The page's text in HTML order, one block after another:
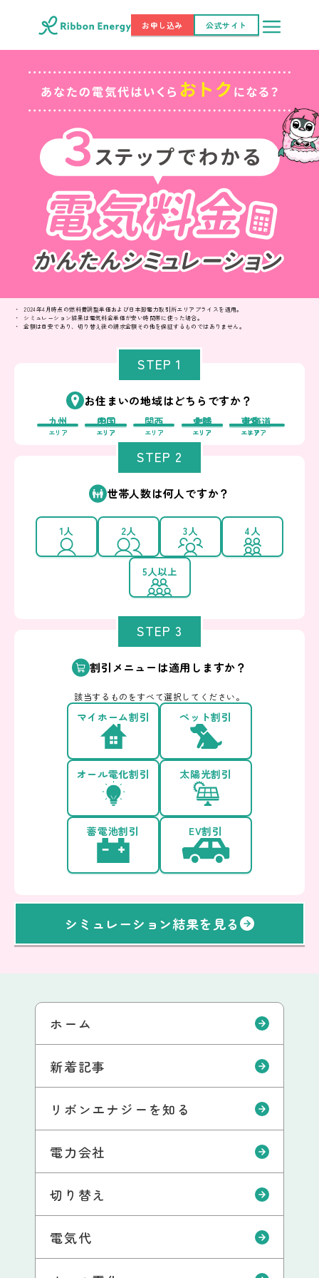
お申し込み 公式サイト
2024年4月時点の燃料費調整単価および日本卸電力取引所エリアプライスを適用。
シミュレーション結果は電気料金単価が安い時間帯に使った場合。
金額は目安であり、切り替え後の請求金額その他を保証するものではありません。
STEP 1
お住まいの地域はどちらですか？
北海道
エリア
東北
エリア
東京
エリア
中部
エリア
北陸
エリア
関西
エリア
中国
エリア
四国
エリア
九州
エリア
STEP 2
世帯人数は何人ですか？
1人 2人 3人 4人
5人以上
STEP 3
割引メニューは適用しますか？
該当するものをすべて選択してください。
マイホーム割引 ペット割引
オール電化割引 太陽光割引
蓄電池割引 EV割引
シミュレーション結果を見る
ホーム
新着記事
リボンエナジーを知る
電力会社
切り替え
電気代